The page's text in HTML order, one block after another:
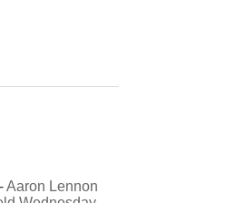
Aaron Lennon